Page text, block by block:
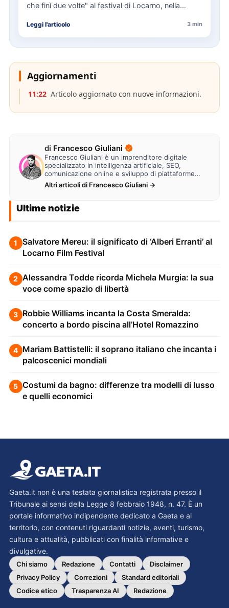
che finì due volte" al festival di Locarno, nella
Leggi l'articolo 3 min
Aggiornamenti
11:22 Articolo aggiornato con nuove informazioni.
di Francesco Giuliani
Francesco Giuliani è un imprenditore digitale
specializzato in intelligenza artificiale, SEO,
comunicazione online e sviluppo di piattaforme
web. Lavora alla creazione di…
Altri articoli di Francesco Giuliani →
Ultime notizie
1
Salvatore Mereu: il significato di ‘Alberi Erranti’ al
Locarno Film Festival
2 Alessandra Todde ricorda Michela Murgia: la sua
voce come spazio di libertà
3 Robbie Williams incanta la Costa Smeralda:
concerto a bordo piscina all’Hotel Romazzino
4 Mariam Battistelli: il soprano italiano che incanta i
palcoscenici mondiali
5 Costumi da bagno: differenze tra modelli di lusso
e quelli economici
Gaeta.it non è una testata giornalistica registrata presso il
Tribunale ai sensi della Legge 8 febbraio 1948, n. 47. È un
portale informativo indipendente dedicato a Gaeta e al
territorio, con contenuti riguardanti notizie, eventi, turismo,
cultura e attualità, pubblicati con finalità informative e
divulgative.
Chi siamo Redazione Contatti
Disclaimer
Privacy Policy
Correzioni
Standard editoriali
Codice etico
Trasparenza AI Redazione